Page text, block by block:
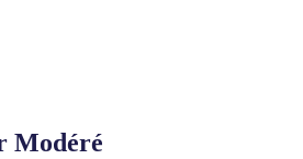
Modéré